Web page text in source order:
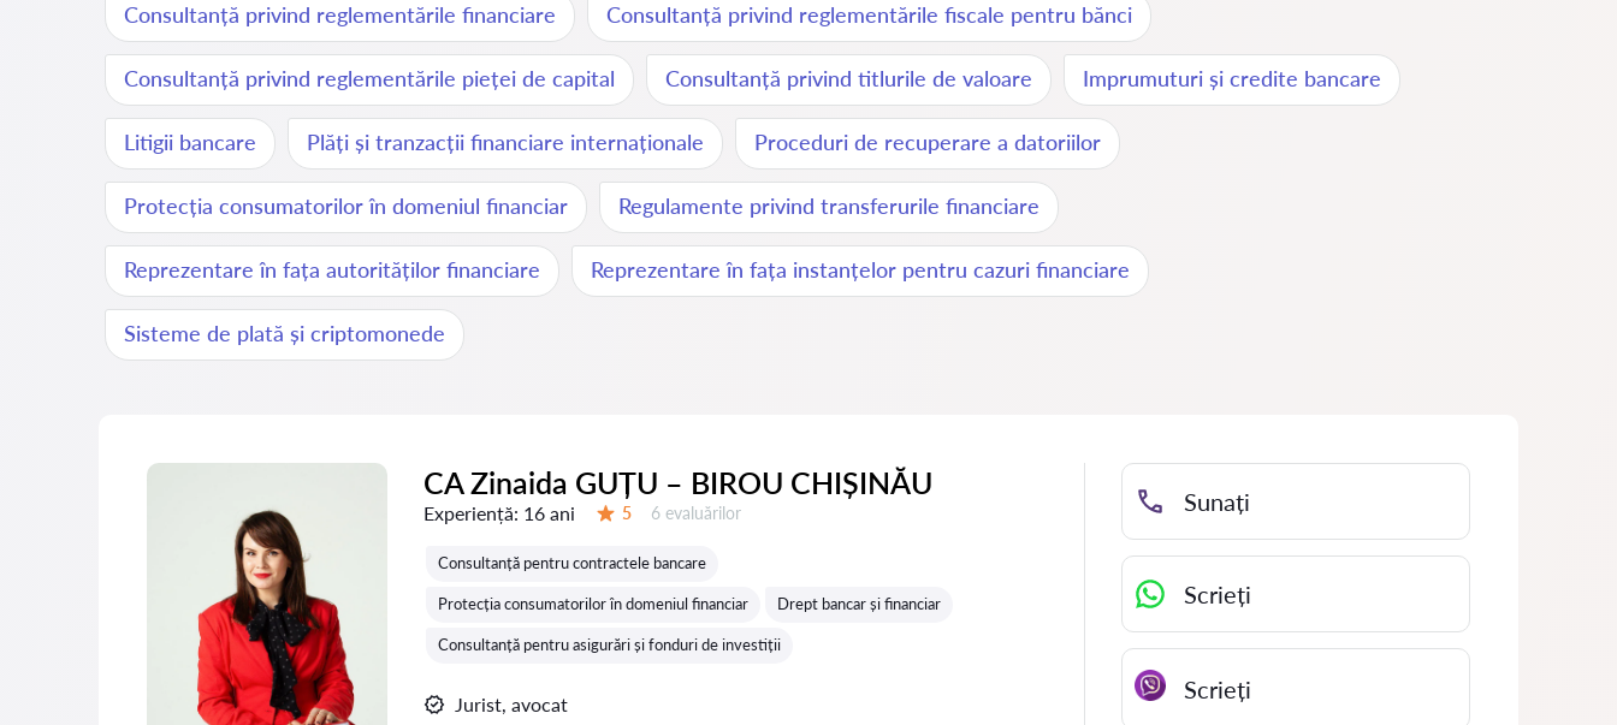
Consultanță privind reglementările financiare Consultanță privind reglementările fiscale pentru bănci
Consultanță privind reglementările pieței de capital Consultanță privind titlurile de valoare Imprumuturi și credite bancare
Litigii bancare Plăți și tranzacții financiare internaționale Proceduri de recuperare a datoriilor
Protecția consumatorilor în domeniul financiar Regulamente privind transferurile financiare
Reprezentare în fața autorităților financiare Reprezentare în fața instanțelor pentru cazuri financiare
Sisteme de plată și criptomonede
CA Zinaida GUȚU – BIROU CHIȘINĂU
Experiență: 16 ani 5 Evaluărilor:
6 evaluărilor
Consultanță pentru contractele bancare
Protecția consumatorilor în domeniul financiar Drept bancar și financiar
Consultanță pentru asigurări și fonduri de investiții
Jurist, avocat
Sunați
Scrieți
Scrieți